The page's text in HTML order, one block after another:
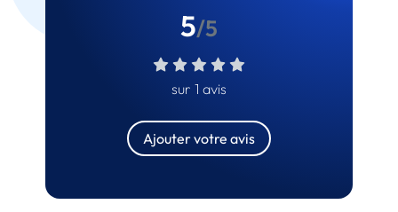
5/5
sur 1 avis
Ajouter votre avis